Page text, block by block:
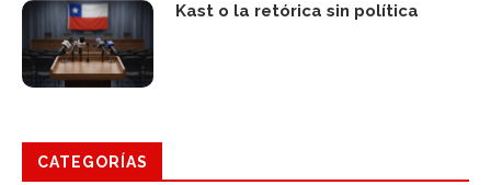
Kast o la retórica sin política
CATEGORÍAS